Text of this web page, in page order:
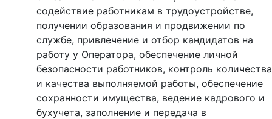
содействие работникам в трудоустройстве,
получении образования и продвижении по
службе, привлечение и отбор кандидатов на
работу у Оператора, обеспечение личной
безопасности работников, контроль количества
и качества выполняемой работы, обеспечение
сохранности имущества, ведение кадрового и
бухучета, заполнение и передача в